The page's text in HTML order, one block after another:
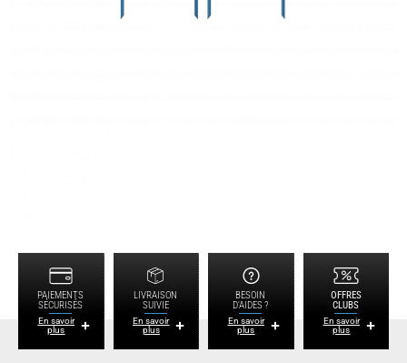
PAIEMENTS
SÉCURISÉS
En savoir
plus
LIVRAISON
SUIVIE
En savoir
plus
BESOIN
D'AIDES ?
En savoir
plus
OFFRES
CLUBS
En savoir
plus